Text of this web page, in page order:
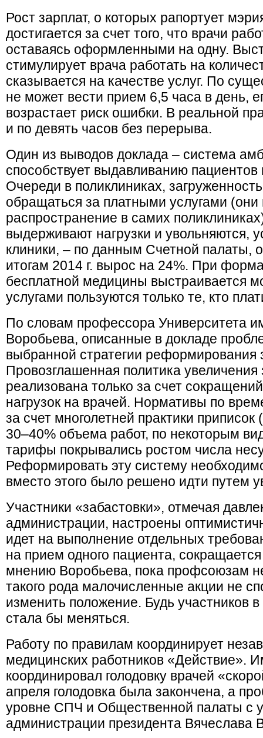
Рост зарплат, о которых рапортует
достигается за счет того, что врачи
оставаясь оформленными на одну.
стимулирует врача работать на
сказывается на качестве услуг. По
не может вести прием 6,5 часа в день,
возрастает риск ошибки. В реальной
и по девять часов без перерыва.
Один из выводов доклада – система
способствует выдавливанию
Очереди в поликлиниках,
обращаться за платными услугами
распространение в самих
выдерживают нагрузки и увольняются,
клиники, – по данным Счетной палаты,
итогам 2014 г. вырос на 24%. При
бесплатной медицины выстраивается
услугами пользуются только те, кто
По словам профессора Университета
Воробьева, описанные в докладе
выбранной стратегии реформирования
Провозглашенная политика
реализована только за счет
нагрузок на врачей. Нормативы по
за счет многолетней практики
30–40% объема работ, по некоторым
тарифы покрывались ростом числа
Реформировать эту систему
вместо этого было решено идти путем
Участники «забастовки», отмечая
администрации, настроены
идет на выполнение отдельных
на прием одного пациента,
мнению Воробьева, пока профсоюзам
такого рода малочисленные акции не
изменить положение. Будь участников
стала бы меняться.
Работу по правилам координирует
медицинских работников «Действие».
координировал голодовку врачей
апреля голодовка была закончена, а
уровне СПЧ и Общественной палаты с
администрации президента Вячеслава